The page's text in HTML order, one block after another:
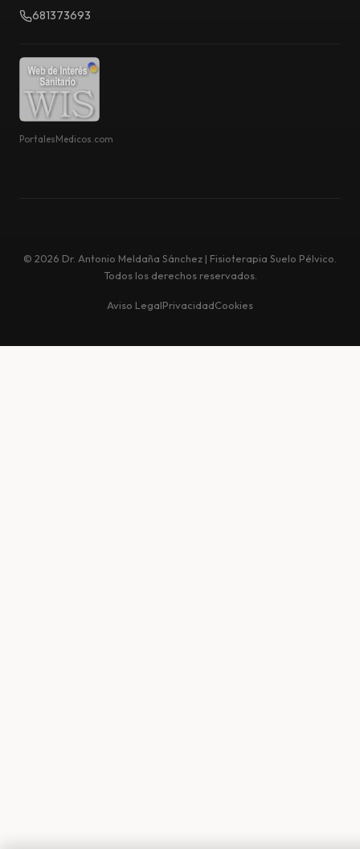
681373693
PortalesMedicos.com
© 2026 Dr. Antonio Meldaña Sánchez | Fisioterapia Suelo Pélvico.
Todos los derechos reservados.
Aviso LegalPrivacidadCookies